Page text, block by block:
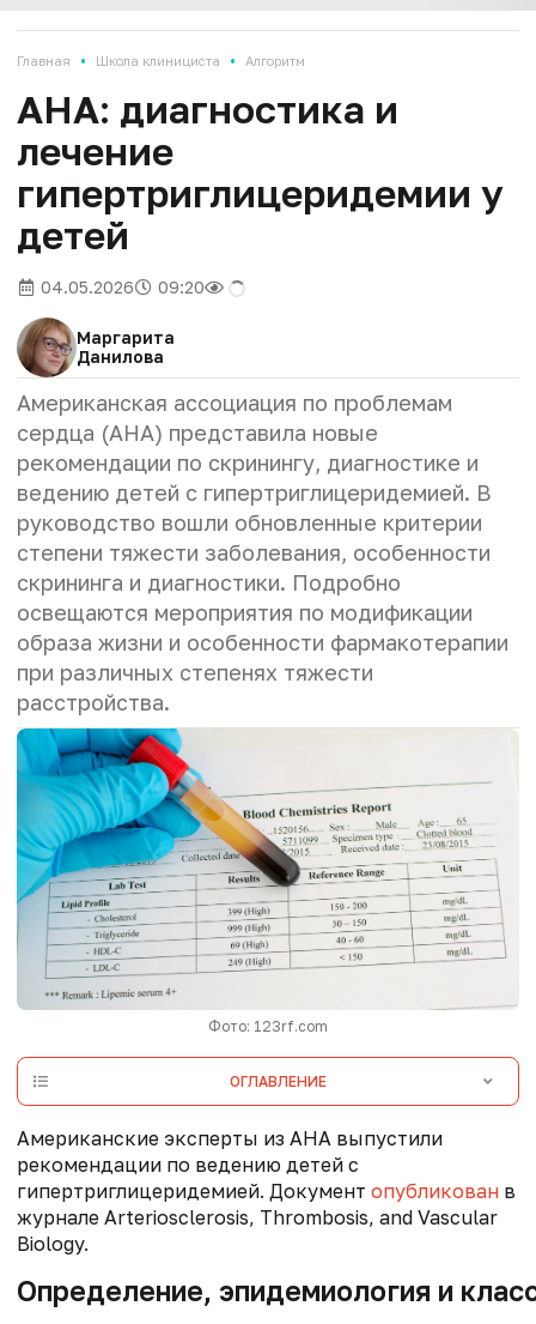
Главная • Школа клинициста • Алгоритм
AHA: диагностика и
лечение
гипертриглицеридемии у
детей
04.05.2026 09:20
Маргарита
Данилова
Американская ассоциация по проблемам
сердца (AHA) представила новые
рекомендации по скринингу, диагностике и
ведению детей с гипертриглицеридемией. В
руководство вошли обновленные критерии
степени тяжести заболевания, особенности
скрининга и диагностики. Подробно
освещаются мероприятия по модификации
образа жизни и особенности фармакотерапии
при различных степенях тяжести
расстройства.
Фото: 123rf.com
ОГЛАВЛЕНИЕ
Американские эксперты из AHA выпустили
рекомендации по ведению детей с
гипертриглицеридемией. Документ опубликован в
журнале Arteriosclerosis, Thrombosis, and Vascular
Biology.
Определение, эпидемиология и